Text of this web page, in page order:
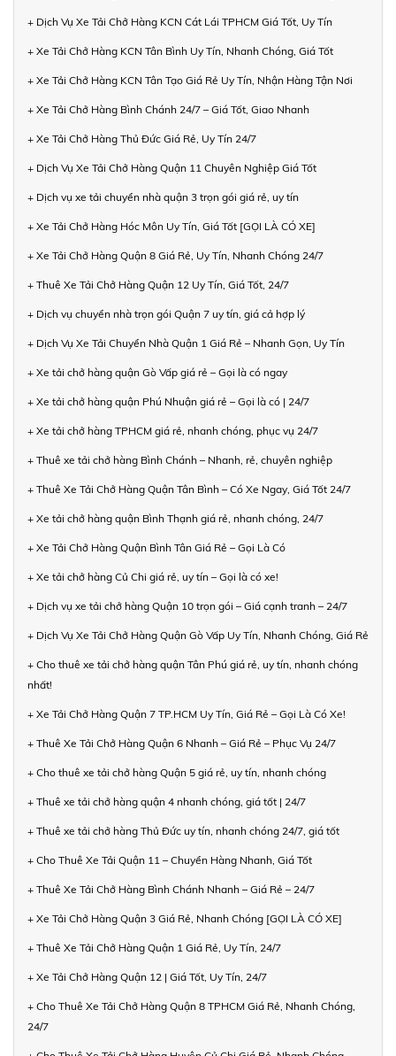
+ Dịch Vụ Xe Tải Chở Hàng KCN Cát Lái TPHCM Giá Tốt, Uy Tín
+ Xe Tải Chở Hàng KCN Tân Bình Uy Tín, Nhanh Chóng, Giá Tốt
+ Xe Tải Chở Hàng KCN Tân Tạo Giá Rẻ Uy Tín, Nhận Hàng Tận Nơi
+ Xe Tải Chở Hàng Bình Chánh 24/7 – Giá Tốt, Giao Nhanh
+ Xe Tải Chở Hàng Thủ Đức Giá Rẻ, Uy Tín 24/7
+ Dịch Vụ Xe Tải Chở Hàng Quận 11 Chuyên Nghiệp Giá Tốt
+ Dịch vụ xe tải chuyển nhà quận 3 trọn gói giá rẻ, uy tín
+ Xe Tải Chở Hàng Hóc Môn Uy Tín, Giá Tốt [GỌI LÀ CÓ XE]
+ Xe Tải Chở Hàng Quận 8 Giá Rẻ, Uy Tín, Nhanh Chóng 24/7
+ Thuê Xe Tải Chở Hàng Quận 12 Uy Tín, Giá Tốt, 24/7
+ Dịch vụ chuyển nhà trọn gói Quận 7 uy tín, giá cả hợp lý
+ Dịch Vụ Xe Tải Chuyển Nhà Quận 1 Giá Rẻ – Nhanh Gọn, Uy Tín
+ Xe tải chở hàng quận Gò Vấp giá rẻ – Gọi là có ngay
+ Xe tải chở hàng quận Phú Nhuận giá rẻ – Gọi là có | 24/7
+ Xe tải chở hàng TPHCM giá rẻ, nhanh chóng, phục vụ 24/7
+ Thuê xe tải chở hàng Bình Chánh – Nhanh, rẻ, chuyên nghiệp
+ Thuê Xe Tải Chở Hàng Quận Tân Bình – Có Xe Ngay, Giá Tốt 24/7
+ Xe tải chở hàng quận Bình Thạnh giá rẻ, nhanh chóng, 24/7
+ Xe Tải Chở Hàng Quận Bình Tân Giá Rẻ – Gọi Là Có
+ Xe tải chở hàng Củ Chi giá rẻ, uy tín – Gọi là có xe!
+ Dịch vụ xe tải chở hàng Quận 10 trọn gói – Giá cạnh tranh – 24/7
+ Dịch Vụ Xe Tải Chở Hàng Quận Gò Vấp Uy Tín, Nhanh Chóng, Giá Rẻ
+ Cho thuê xe tải chở hàng quận Tân Phú giá rẻ, uy tín, nhanh chóng
nhất!
+ Xe Tải Chở Hàng Quận 7 TP.HCM Uy Tín, Giá Rẻ – Gọi Là Có Xe!
+ Thuê Xe Tải Chở Hàng Quận 6 Nhanh – Giá Rẻ – Phục Vụ 24/7
+ Cho thuê xe tải chở hàng Quận 5 giá rẻ, uy tín, nhanh chóng
+ Thuê xe tải chở hàng quận 4 nhanh chóng, giá tốt | 24/7
+ Thuê xe tải chở hàng Thủ Đức uy tín, nhanh chóng 24/7, giá tốt
+ Cho Thuê Xe Tải Quận 11 – Chuyển Hàng Nhanh, Giá Tốt
+ Thuê Xe Tải Chở Hàng Bình Chánh Nhanh – Giá Rẻ – 24/7
+ Xe Tải Chở Hàng Quận 3 Giá Rẻ, Nhanh Chóng [GỌI LÀ CÓ XE]
+ Thuê Xe Tải Chở Hàng Quận 1 Giá Rẻ, Uy Tín, 24/7
+ Xe Tải Chở Hàng Quận 12 | Giá Tốt, Uy Tín, 24/7
+ Cho Thuê Xe Tải Chở Hàng Quận 8 TPHCM Giá Rẻ, Nhanh Chóng,
24/7